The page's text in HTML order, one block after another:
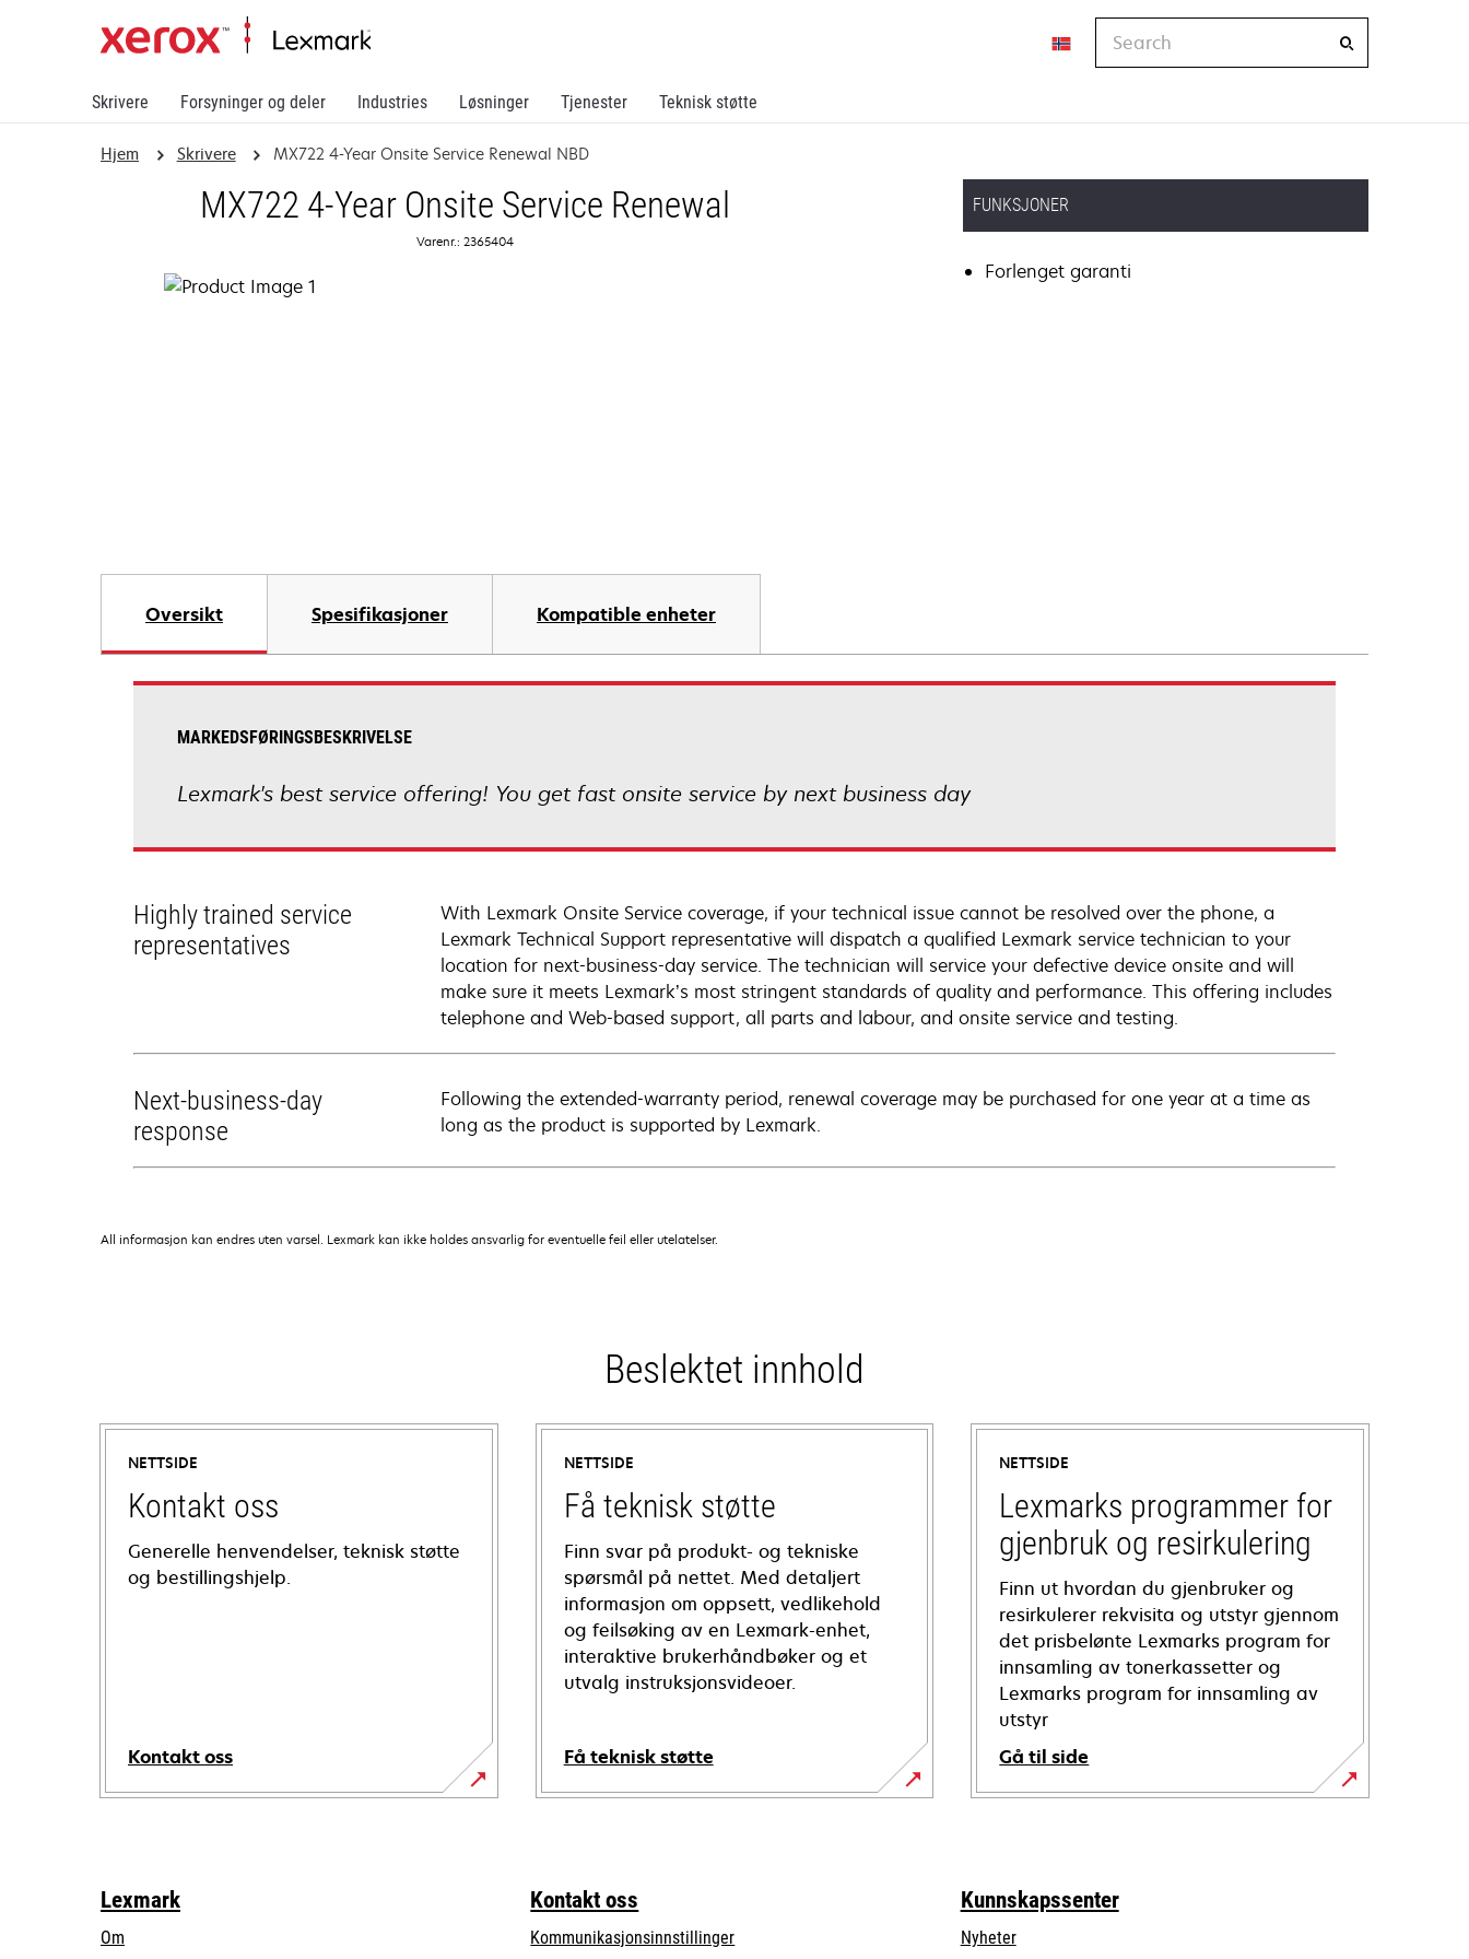
Skrivere Forsyninger og deler Industries Løsninger Tjenester Teknisk støtte
Hjem Skrivere MX722 4-Year Onsite Service Renewal NBD
MX722 4-Year Onsite Service Renewal
Varenr.: 2365404
FUNKSJONER
Forlenget garanti
Oversikt Spesifikasjoner Kompatible enheter
MARKEDSFØRINGSBESKRIVELSE
Lexmark's best service offering! You get fast onsite service by next business day
Highly trained service
representatives
With Lexmark Onsite Service coverage, if your technical issue cannot be resolved over the phone, a
Lexmark Technical Support representative will dispatch a qualified Lexmark service technician to your
location for next-business-day service. The technician will service your defective device onsite and will
make sure it meets Lexmark’s most stringent standards of quality and performance. This offering includes
telephone and Web-based support, all parts and labour, and onsite service and testing.
Next-business-day
response
Following the extended-warranty period, renewal coverage may be purchased for one year at a time as
long as the product is supported by Lexmark.
All informasjon kan endres uten varsel. Lexmark kan ikke holdes ansvarlig for eventuelle feil eller utelatelser.
Beslektet innhold
NETTSIDE
Kontakt oss
Generelle henvendelser, teknisk støtte
og bestillingshjelp.
Kontakt oss
NETTSIDE
Få teknisk støtte
Finn svar på produkt- og tekniske
spørsmål på nettet. Med detaljert
informasjon om oppsett, vedlikehold
og feilsøking av en Lexmark-enhet,
interaktive brukerhåndbøker og et
utvalg instruksjonsvideoer.
Få teknisk støtte
opens
tab
NETTSIDE
Lexmarks programmer for
gjenbruk og resirkulering
Finn ut hvordan du gjenbruker og
resirkulerer rekvisita og utstyr gjennom
det prisbelønte Lexmarks program for
innsamling av tonerkassetter og
Lexmarks program for innsamling av
utstyr
Gå til side
Lexmark
Om
Kontakt oss
Kommunikasjonsinnstillinger
Kunnskapssenter
Nyheter